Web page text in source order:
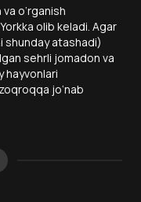
o‘rganish
olib keladi. Agar
shunday atashadi)
sehrli jomadon va
hayvonlari
jo‘nab